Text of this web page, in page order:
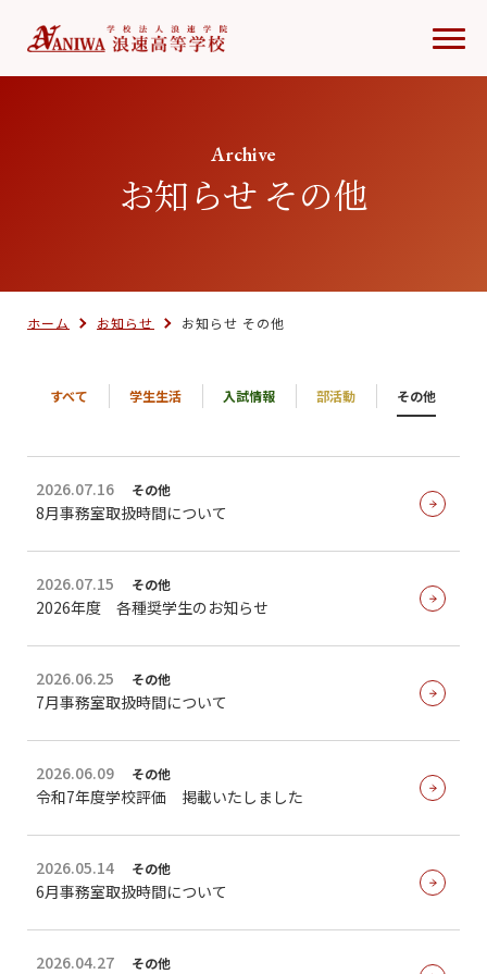
Archive
お知らせ その他
ホーム お知らせ お知らせ その他
すべて 学生生活 入試情報 部活動 その他
2026.07.16 その他
8月事務室取扱時間について
2026.07.15 その他
2026年度 各種奨学生のお知らせ
2026.06.25 その他
7月事務室取扱時間について
2026.06.09 その他
令和7年度学校評価 掲載いたしました
2026.05.14 その他
6月事務室取扱時間について
2026.04.27 その他